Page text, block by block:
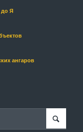
до Я
ангаров